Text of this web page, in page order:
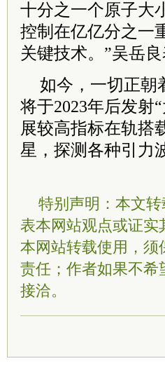
十分之一个原子大
控制在亿亿分之一
关键技术。”吴岳良
如今，一切正朝
将于2023年后发射
展较高指标在轨搭
星，探测各种引力
特别声明：本文
表本网站观点或证实
本网站转载使用，须
责任；作者如果不希
接洽。